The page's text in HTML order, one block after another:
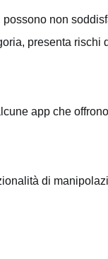
non
presenta rischi
app che
di